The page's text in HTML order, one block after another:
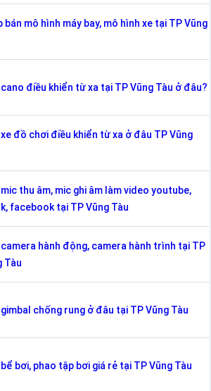
bán mô hình máy bay, mô hình xe tại TP Vũng
cano điều khiển từ xa tại TP Vũng Tàu ở đâu?
xe đồ chơi điều khiển từ xa ở đâu TP Vũng
mic thu âm, mic ghi âm làm video youtube,
facebook tại TP Vũng Tàu
camera hành động, camera hành trình tại TP
Tàu
gimbal chống rung ở đâu tại TP Vũng Tàu
bể bơi, phao tập bơi giá rẻ tại TP Vũng Tàu